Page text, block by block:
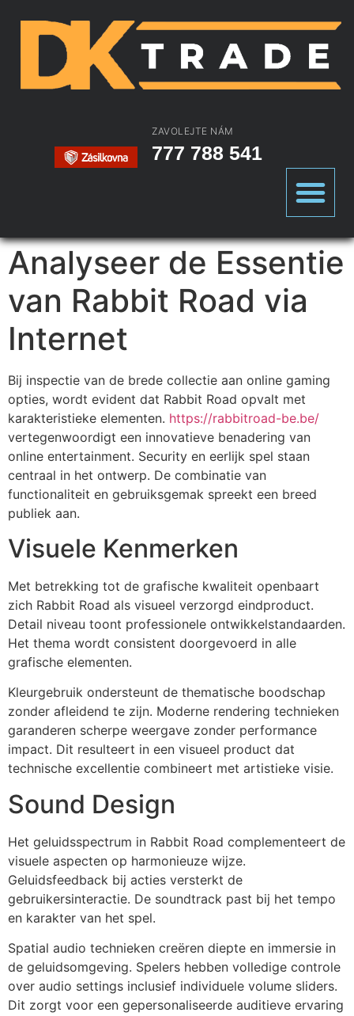
ZAVOLEJTE NÁM
777 788 541
Analyseer de Essentie
van Rabbit Road via
Internet
Bij inspectie van de brede collectie aan online gaming
opties, wordt evident dat Rabbit Road opvalt met
karakteristieke elementen. https://rabbitroad-be.be/
vertegenwoordigt een innovatieve benadering van
online entertainment. Security en eerlijk spel staan
centraal in het ontwerp. De combinatie van
functionaliteit en gebruiksgemak spreekt een breed
publiek aan.
Visuele Kenmerken
Met betrekking tot de grafische kwaliteit openbaart
zich Rabbit Road als visueel verzorgd eindproduct.
Detail niveau toont professionele ontwikkelstandaarden.
Het thema wordt consistent doorgevoerd in alle
grafische elementen.
Kleurgebruik ondersteunt de thematische boodschap
zonder afleidend te zijn. Moderne rendering technieken
garanderen scherpe weergave zonder performance
impact. Dit resulteert in een visueel product dat
technische excellentie combineert met artistieke visie.
Sound Design
Het geluidsspectrum in Rabbit Road complementeert de
visuele aspecten op harmonieuze wijze.
Geluidsfeedback bij acties versterkt de
gebruikersinteractie. De soundtrack past bij het tempo
en karakter van het spel.
Spatial audio technieken creëren diepte en immersie in
de geluidsomgeving. Spelers hebben volledige controle
over audio settings inclusief individuele volume sliders.
Dit zorgt voor een gepersonaliseerde auditieve ervaring